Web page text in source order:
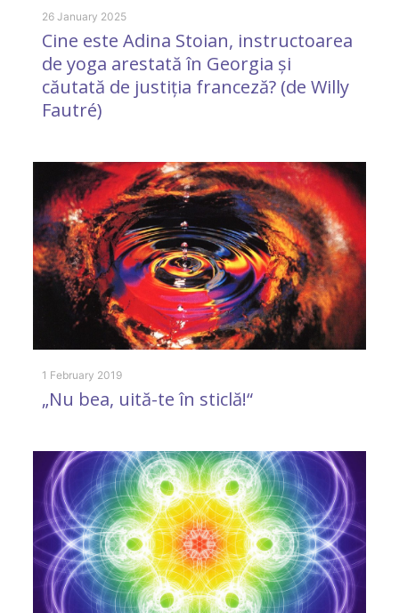
26 January 2025
Cine este Adina Stoian, instructoarea
de yoga arestată în Georgia și
căutată de justiția franceză? (de Willy
Fautré)
1 February 2019
„Nu bea, uită-te în sticlă!“